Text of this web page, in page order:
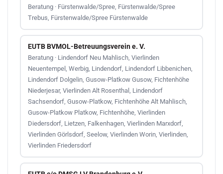
Beratung · Fürstenwalde/Spree, Fürstenwalde/Spree
Trebus, Fürstenwalde/Spree Fürstenwalde
EUTB BVMOL-Betreuungsverein e. V.
Beratung · Lindendorf Neu Mahlisch, Vierlinden
Neuentempel, Werbig, Lindendorf, Lindendorf Libbenichen,
Lindendorf Dolgelin, Gusow-Platkow Gusow, Fichtenhöhe
Niederjesar, Vierlinden Alt Rosenthal, Lindendorf
Sachsendorf, Gusow-Platkow, Fichtenhöhe Alt Mahlisch,
Gusow-Platkow Platkow, Fichtenhöhe, Vierlinden
Diedersdorf, Lietzen, Falkenhagen, Vierlinden Marxdorf,
Vierlinden Görlsdorf, Seelow, Vierlinden Worin, Vierlinden,
Vierlinden Friedersdorf